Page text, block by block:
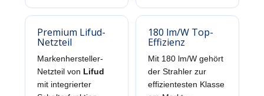
Premium Lifud-
Netzteil
Markenhersteller-
Netzteil von Lifud
mit integrierter
180 lm/W Top-
Effizienz
Mit 180 lm/W gehört
der Strahler zur
effizientesten Klasse